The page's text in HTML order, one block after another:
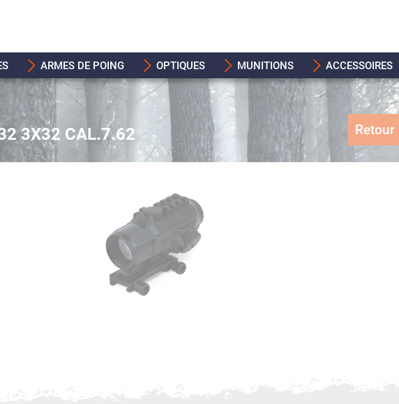
ARMES DE POING OPTIQUES MUNITIONS ACCESSOIRES
3X32 CAL.7.62